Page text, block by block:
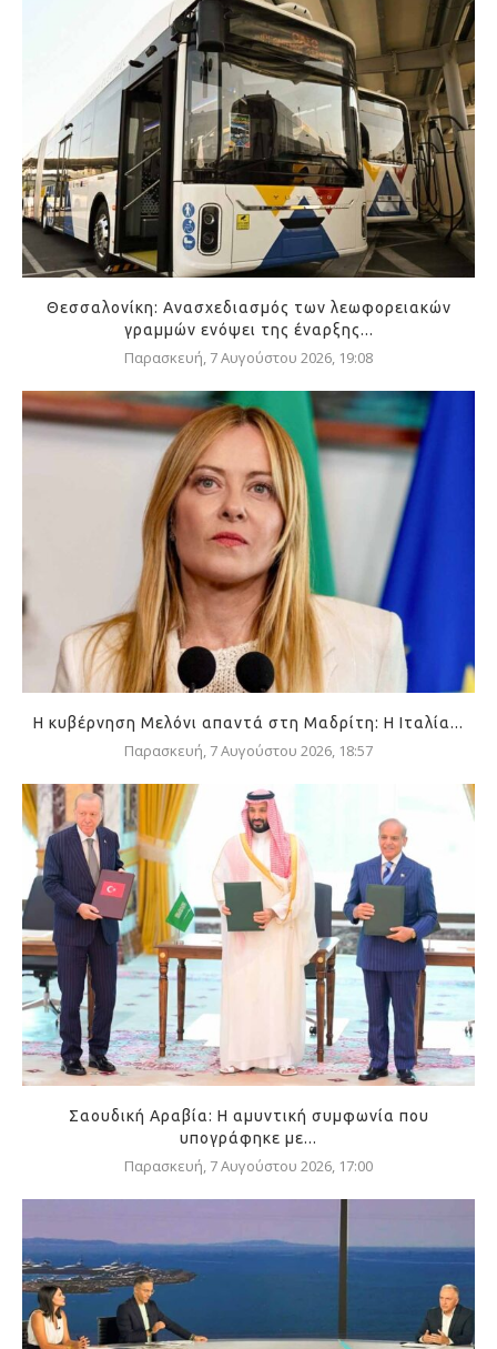
Θεσσαλονίκη: Ανασχεδιασμός των λεωφορειακών
γραμμών ενόψει της έναρξης...
Παρασκευή, 7 Αυγούστου 2026, 19:08
Η κυβέρνηση Μελόνι απαντά στη Μαδρίτη: Η Ιταλία...
Παρασκευή, 7 Αυγούστου 2026, 18:57
Σαουδική Αραβία: Η αμυντική συμφωνία που
υπογράφηκε με...
Παρασκευή, 7 Αυγούστου 2026, 17:00